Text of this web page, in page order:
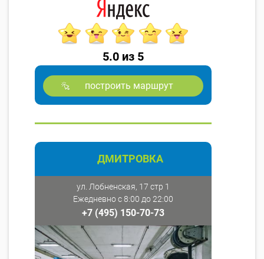
5.0 из 5
построить маршрут
ДМИТРОВКА
ул. Лобненская, 17 стр 1
Ежедневно с 8:00 до 22:00
+7 (495) 150-70-73